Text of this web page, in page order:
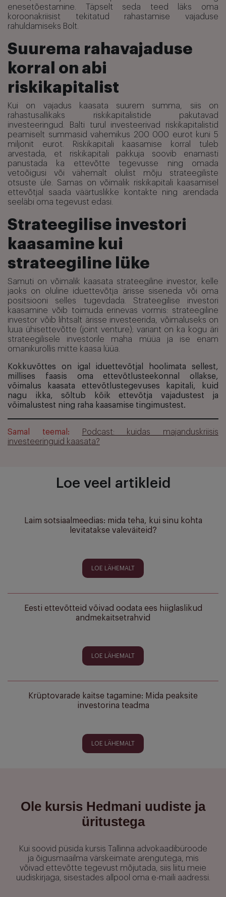
enesetõestamine. Täpselt seda teed läks oma
koroonakriisist tekitatud rahastamise vajaduse
rahuldamiseks Bolt.
Suurema rahavajaduse
korral on abi
riskikapitalist
Kui on vajadus kaasata suurem summa, siis on
rahastusallikaks riskikapitalistide pakutavad
investeeringud. Balti turul investeerivad riskikapitalistid
peamiselt summasid vahemikus 200 000 eurot kuni 5
miljonit eurot. Riskikapitali kaasamise korral tuleb
arvestada, et riskikapitali pakkuja soovib enamasti
panustada ka ettevõtte tegevusse ning omada
vetoõigusi või vähemalt olulist mõju strateegiliste
otsuste üle. Samas on võimalik riskikapitali kaasamisel
ettevõtjal saada väärtuslikke kontakte ning arendada
seeläbi oma tegevust edasi.
Strateegilise investori
kaasamine kui
strateegiline lüke
Samuti on võimalik kaasata strateegiline investor, kelle
jaoks on oluline iduettevõtja ärisse siseneda või oma
positsiooni selles tugevdada. Strateegilise investori
kaasamine võib toimuda erinevas vormis: strateegiline
investor võib lihtsalt ärisse investeerida, võimaluseks on
luua ühisettevõtte (joint venture); variant on ka kogu äri
strateegilisele investorile maha müüa ja ise enam
omanikurollis mitte kaasa lüüa.
Kokkuvõttes on igal iduettevõtjal hoolimata sellest,
millises faasis oma ettevõtlusteekonnal ollakse,
võimalus kaasata ettevõtlustegevuses kapitali, kuid
nagu ikka, sõltub kõik ettevõtja vajadustest ja
võimalustest ning raha kaasamise tingimustest.
Samal teemal:
Podcast: kuidas majanduskriisis
investeeringuid kaasata?
Loe veel artikleid
Laim sotsiaalmeedias: mida teha, kui sinu kohta
levitatakse valeväiteid?
LOE LÄHEMALT
Eesti ettevõtteid võivad oodata ees hiiglaslikud
andmekaitsetrahvid
LOE LÄHEMALT
Krüptovarade kaitse tagamine: Mida peaksite
investorina teadma
LOE LÄHEMALT
Ole kursis Hedmani uudiste ja
üritustega
Kui soovid püsida kursis Tallinna advokaadibüroode
ja õigusmaailma värskeimate arengutega, mis
võivad ettevõtte tegevust mõjutada, siis liitu meie
uudiskirjaga, sisestades allpool oma e-maili aadressi.